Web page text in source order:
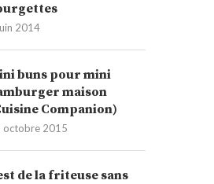
2014
buns pour mini
maison
Companion)
octobre 2015
de la friteuse sans